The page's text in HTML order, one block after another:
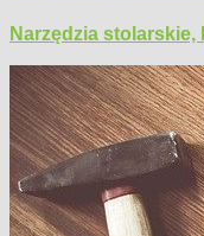
Narzędzia stolarskie,